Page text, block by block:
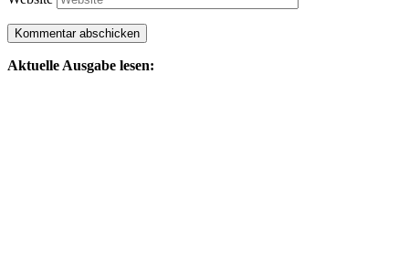
Aktuelle Ausgabe lesen: